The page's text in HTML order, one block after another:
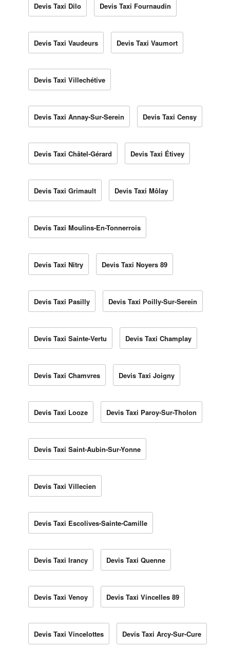
Devis Taxi Dilo Devis Taxi Fournaudin
Devis Taxi Vaudeurs Devis Taxi Vaumort
Devis Taxi Villechétive
Devis Taxi Annay-Sur-Serein Devis Taxi Censy
Devis Taxi Châtel-Gérard Devis Taxi Étivey
Devis Taxi Grimault Devis Taxi Môlay
Devis Taxi Moulins-En-Tonnerrois
Devis Taxi Nitry Devis Taxi Noyers 89
Devis Taxi Pasilly Devis Taxi Poilly-Sur-Serein
Devis Taxi Sainte-Vertu Devis Taxi Champlay
Devis Taxi Chamvres Devis Taxi Joigny
Devis Taxi Looze Devis Taxi Paroy-Sur-Tholon
Devis Taxi Saint-Aubin-Sur-Yonne
Devis Taxi Villecien
Devis Taxi Escolives-Sainte-Camille
Devis Taxi Irancy Devis Taxi Quenne
Devis Taxi Venoy Devis Taxi Vincelles 89
Devis Taxi Vincelottes Devis Taxi Arcy-Sur-Cure